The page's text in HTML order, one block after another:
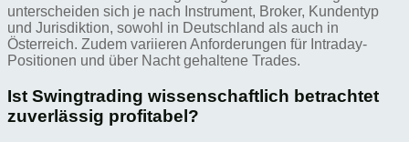
unterscheiden sich je nach Instrument, Broker, Kundentyp
und Jurisdiktion, sowohl in Deutschland als auch in
Österreich. Zudem variieren Anforderungen für Intraday-
Positionen und über Nacht gehaltene Trades.
Ist Swingtrading wissenschaftlich betrachtet
zuverlässig profitabel?